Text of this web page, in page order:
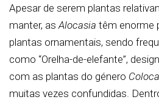
Apesar de serem plantas
manter, asAlocasia têm enorme
plantas ornamentais, sendo
como “Orelha-de-elefante”,
com as plantas do género
muitas vezes confundidas.